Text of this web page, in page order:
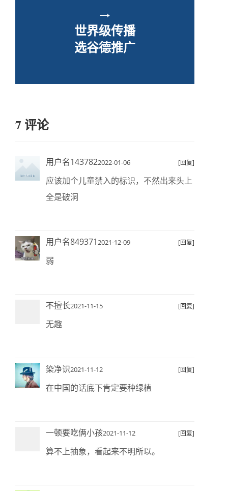
→
世界级传播
选谷德推广
7 评论
用户名1437822022-01-06 [回复]
应该加个儿童禁入的标识，不然出来头上
全是破洞
用户名8493712021-12-09 [回复]
弱
不擅长2021-11-15 [回复]
无趣
染净识2021-11-12 [回复]
在中国的话底下肯定要种绿植
一顿要吃俩小孩2021-11-12 [回复]
算不上抽象，看起来不明所以。